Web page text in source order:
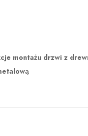
montażu drzwi z